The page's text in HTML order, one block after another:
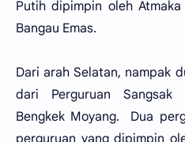
Putih dipimpin oleh
Bangau Emas.
Dari arah Selatan, nampak
dari Perguruan Sangsak
Bengkek Moyang. Dua
perguruan yang dipimpin